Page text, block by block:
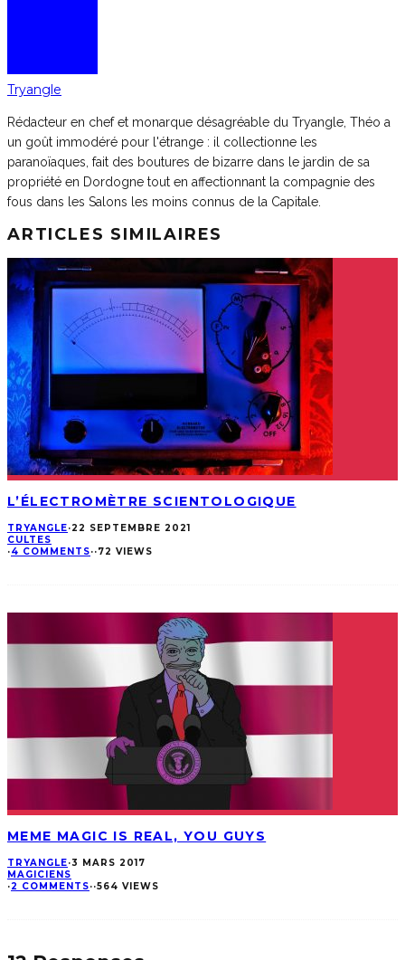
Tryangle
Rédacteur en chef et monarque désagréable du Tryangle, Théo a
un goût immodéré pour l'étrange : il collectionne les
paranoïaques, fait des boutures de bizarre dans le jardin de sa
propriété en Dordogne tout en affectionnant la compagnie des
fous dans les Salons les moins connus de la Capitale.
ARTICLES SIMILAIRES
L’ÉLECTROMÈTRE SCIENTOLOGIQUE
TRYANGLE·22 SEPTEMBRE 2021
CULTES
·4 COMMENTS··72 VIEWS
MEME MAGIC IS REAL, YOU GUYS
TRYANGLE·3 MARS 2017
MAGICIENS
·2 COMMENTS··564 VIEWS